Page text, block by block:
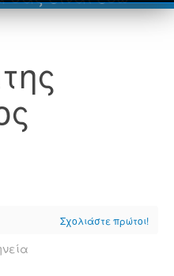
Σχολιάστε πρώτοι!